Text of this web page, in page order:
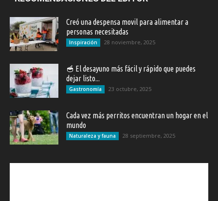
Creó una despensa movil para alimentar a
personas necesitadas
Inspiración 28 noviembre, 2025
🥣 El desayuno más fácil y rápido que puedes
dejar listo...
Gastronomía 23 octubre, 2025
Cada vez más perritos encuentran un hogar en el
mundo
Naturaleza y fauna 28 septiembre, 2025